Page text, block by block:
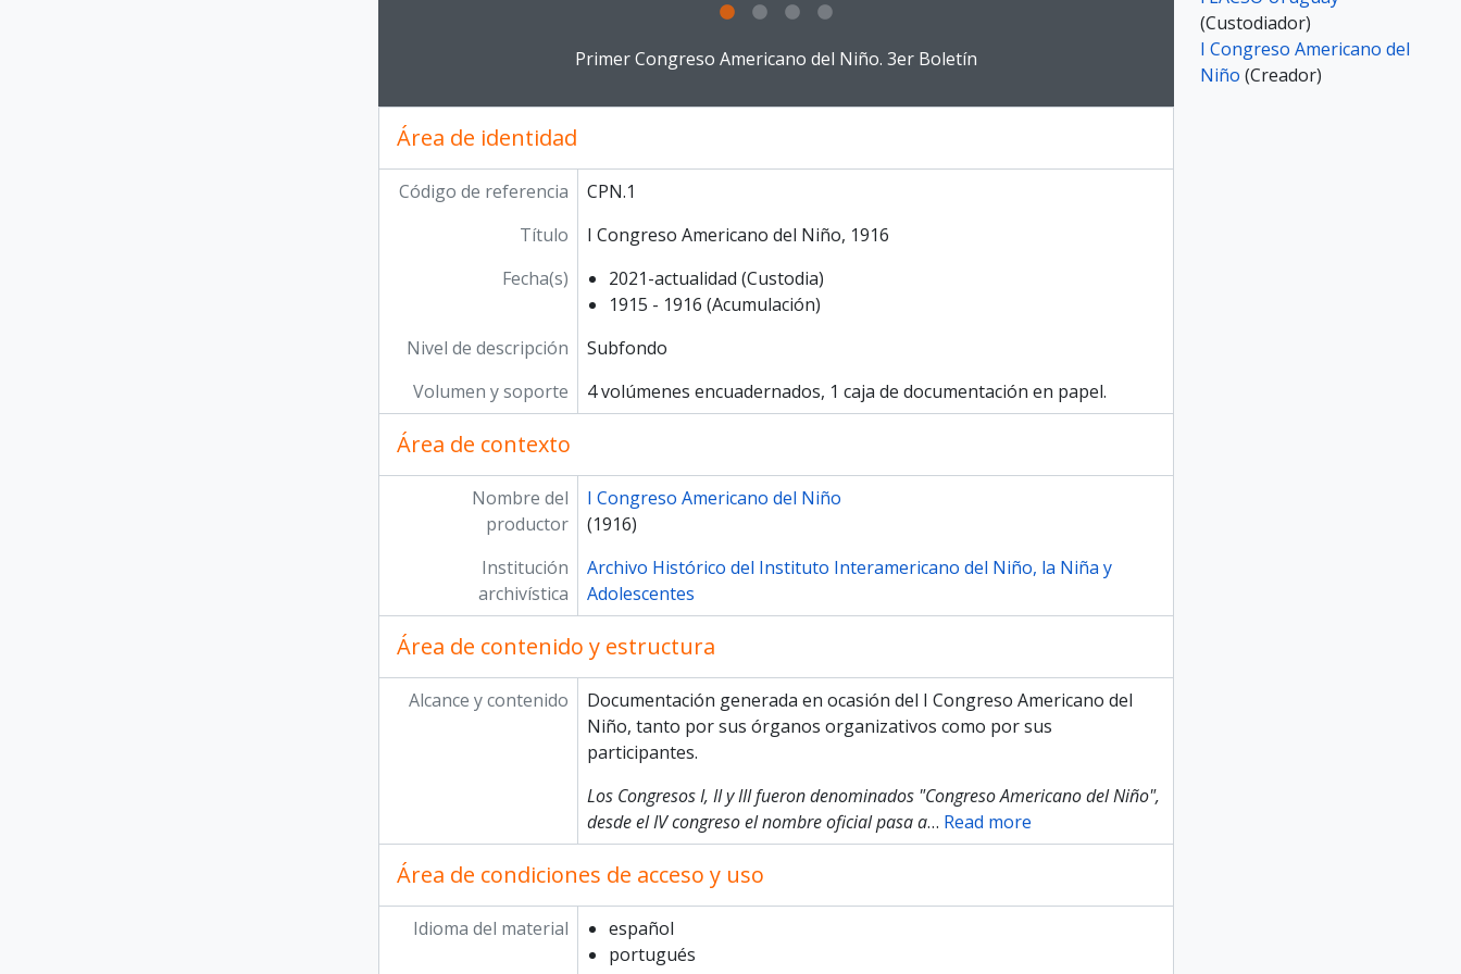
Clicking this description title link will open the description view page for this digital object. Advancing the carousel above will
Primer Congreso Americano del Niño. 3er Boletín
Área de identidad
Código de referencia
CPN.1
Título
I Congreso Americano del Niño, 1916
Fecha(s)
2021-actualidad (Custodia)
1915 - 1916 (Acumulación)
Nivel de descripción
Subfondo
Volumen y soporte
4 volúmenes encuadernados, 1 caja de documentación en papel.
Área de contexto
Nombre del
productor
I Congreso Americano del Niño
(1916)
Institución
archivística
Archivo Histórico del Instituto Interamericano del Niño, la Niña y
Adolescentes
Área de contenido y estructura
Alcance y contenido
Documentación generada en ocasión del I Congreso Americano del
Niño, tanto por sus órganos organizativos como por sus
participantes.
Los Congresos I, II y III fueron denominados "Congreso Americano del Niño",
desde el IV congreso el nombre oficial pasa a… Read more
Área de condiciones de acceso y uso
Idioma del material
español
portugués
(Custodiador)
I Congreso Americano del
Niño (Creador)